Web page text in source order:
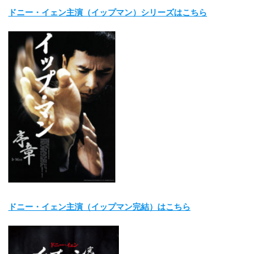
ドニー・イェン主演（イップマン）シリーズはこちら
ドニー・イェン主演（イップマン完結）はこちら